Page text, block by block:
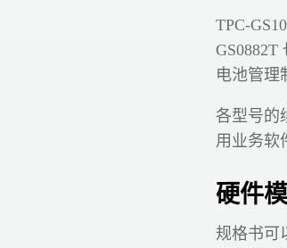
TPC-
电池管理
各型号的
用业务软
硬件
规格书可